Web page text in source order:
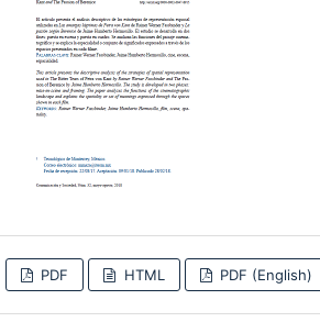
PDF HTML PDF (English)